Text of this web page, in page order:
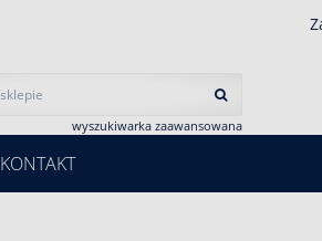
wyszukiwarka zaawansowana
KONTAKT